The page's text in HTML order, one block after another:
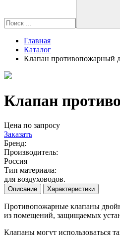
Главная
Каталог
Клапан противопожарный
Клапан
Цена по запросу
Заказать
Бренд:
Производитель:
Россия
Тип материала:
для воздуховодов.
Описание Характеристики
Противопожарные клапаны
из помещений, защищаемых
Клапаны могут использоваться